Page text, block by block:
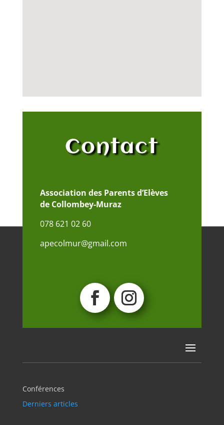
Contact
Association des Parents d’Elèves
de Collombey-Muraz
078 621 02 60
apecolmur@gmail.com
Conférences
Derniers articles